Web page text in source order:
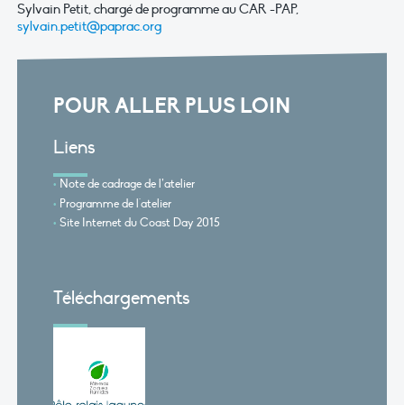
Sylvain Petit, chargé de programme au CAR -PAP,
sylvain.petit@paprac.org
POUR ALLER PLUS LOIN
Liens
Note de cadrage de l’atelier
Programme de l'atelier
Site Internet du Coast Day 2015
Téléchargements